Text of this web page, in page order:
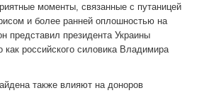
моменты, связанные с путаницей
и более ранней оплошностью на
представил президента Украины
как российского силовика Владимира
также влияют на доноров